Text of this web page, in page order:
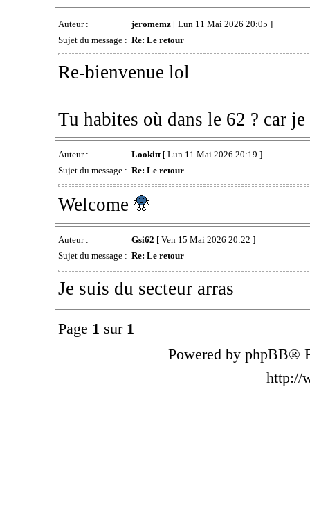
Auteur : jeromemz[ Lun 11 Mai 2026 20:05 ]
Sujet du message : Re: Le retour
Re-bienvenue lol
Tu habites où dans le 62 ? car
Auteur : Lookitt[ Lun 11 Mai 2026 20:19 ]
Sujet du message : Re: Le retour
Welcome
Auteur : Gsi62 [ Ven 15 Mai 2026 20:22 ]
Sujet du message : Re: Le retour
Je suis du secteur arras
Page 1 sur 1
Powered by phpBB®
http://